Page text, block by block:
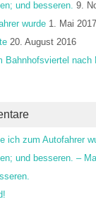
und besseren. 9.
wurde 1. Mai 2017
20. August 2016
Bahnhofsviertel nach
ich zum Autofahrer
und besseren. –